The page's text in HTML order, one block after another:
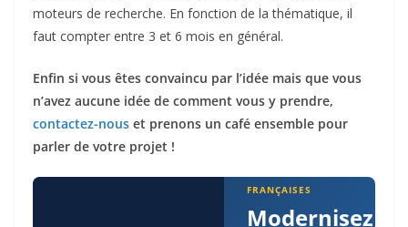
moteurs de recherche. En fonction de la thématique, il
faut compter entre 3 et 6 mois en général.
Enfin si vous êtes convaincu par l’idée mais que vous
n’avez aucune idée de comment vous y prendre,
contactez-nous et prenons un café ensemble pour
parler de votre projet !
FRANÇAISES
Modernisez